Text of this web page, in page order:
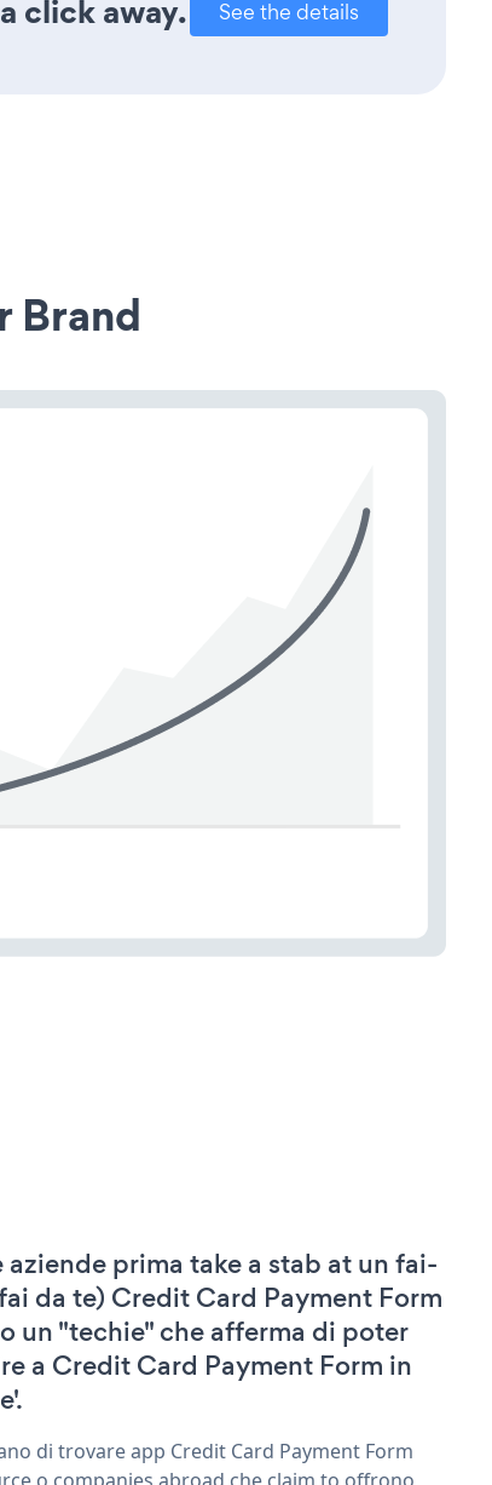
click away. See the details
Brand
prima take a stab at un fai-
da te) Credit Card Payment Form
un "techie" che afferma di poter
a Credit Card Payment Form in
di trovare app Credit Card Payment Form